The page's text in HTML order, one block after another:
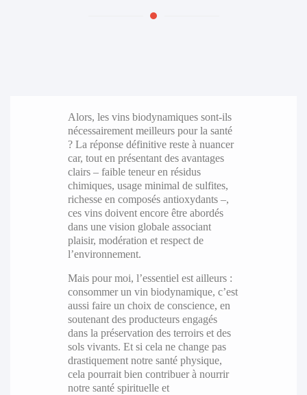
Alors, les vins biodynamiques sont-ils
nécessairement meilleurs pour la santé
? La réponse définitive reste à nuancer
car, tout en présentant des avantages
clairs – faible teneur en résidus
chimiques, usage minimal de sulfites,
richesse en composés antioxydants –,
ces vins doivent encore être abordés
dans une vision globale associant
plaisir, modération et respect de
l’environnement.
Mais pour moi, l’essentiel est ailleurs :
consommer un vin biodynamique, c’est
aussi faire un choix de conscience, en
soutenant des producteurs engagés
dans la préservation des terroirs et des
sols vivants. Et si cela ne change pas
drastiquement notre santé physique,
cela pourrait bien contribuer à nourrir
notre santé spirituelle et